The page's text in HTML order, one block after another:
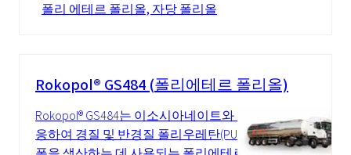
폴리 에테르 폴리올, 자당 폴리올
Rokopol® GS484 (폴리에테르 폴리올)
Rokopol® GS484는 이소시아네이트와 반
응하여 경질 및 반경질 폴리우레탄(PUR)